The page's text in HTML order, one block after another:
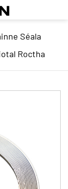
Séala
Roctha